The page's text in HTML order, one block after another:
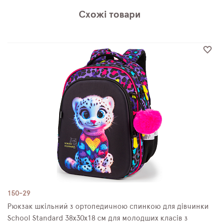
Схожі товари
150-29
Рюкзак шкільний з ортопедичною спинкою для дівчинки
School Standard 38х30х18 см для молодших класів з